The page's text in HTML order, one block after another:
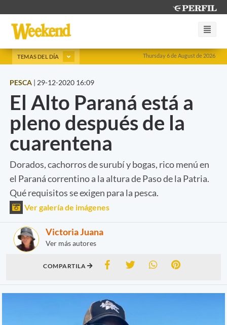
Thursday 6 de August de 2026
TEMAS DEL DÍA
PESCA | 29-12-2020 16:09
El Alto Paraná está a
pleno después de la
cuarentena
Dorados, cachorros de surubí y bogas, rico menú en
el Paraná correntino a la altura de Paso de la Patria.
Qué requisitos se exigen para la pesca.
Ver galería de imágenes
Victoria Juana
Ver más autores
COMPARTILA